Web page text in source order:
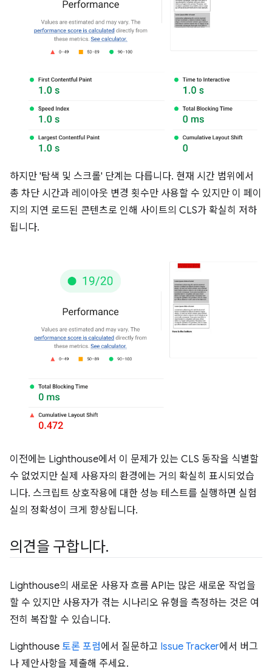
하지만 '탐색 및 스크롤' 단계는 다릅니다. 현재 시간 범위에서
총 차단 시간과 레이아웃 변경 횟수만 사용할 수 있지만 이 페이
지의 지연 로드된 콘텐츠로 인해 사이트의 CLS가 확실히 저하
됩니다.
이전에는 Lighthouse에서 이 문제가 있는 CLS 동작을 식별할
수 없었지만 실제 사용자의 환경에는 거의 확실히 표시되었습
니다. 스크립트 상호작용에 대한 성능 테스트를 실행하면 실험
실의 정확성이 크게 향상됩니다.
의견을 구합니다.
Lighthouse의 새로운 사용자 흐름 API는 많은 새로운 작업을
할 수 있지만 사용자가 겪는 시나리오 유형을 측정하는 것은 여
전히 복잡할 수 있습니다.
Lighthouse 토론 포럼에서 질문하고 Issue Tracker에서 버그
나 제안사항을 제출해 주세요.